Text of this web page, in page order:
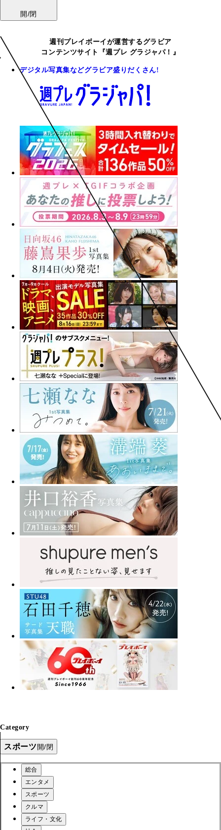
開/閉
週刊プレイボーイが運営するグラビア
コンテンツサイト『週プレ グラジャパ！』
デジタル写真集などグラビア盛りだくさん!
Category
スポーツ開/閉
総合
エンタメ
スポーツ
クルマ
ライフ・文化